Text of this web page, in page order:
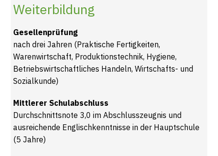
Weiterbildung
Gesellenprüfung
nach drei Jahren (Praktische Fertigkeiten,
Warenwirtschaft, Produktionstechnik, Hygiene,
Betriebswirtschaftliches Handeln, Wirtschafts- und
Sozialkunde)
Mittlerer Schulabschluss
Durchschnittsnote 3,0 im Abschlusszeugnis und
ausreichende Englischkenntnisse in der Hauptschule
(5 Jahre)